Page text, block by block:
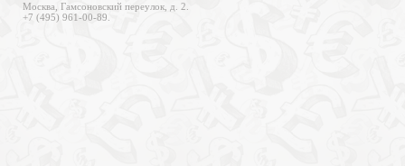
Москва, Гамсоновский переулок, д. 2.
+7 (495) 961-00-89.